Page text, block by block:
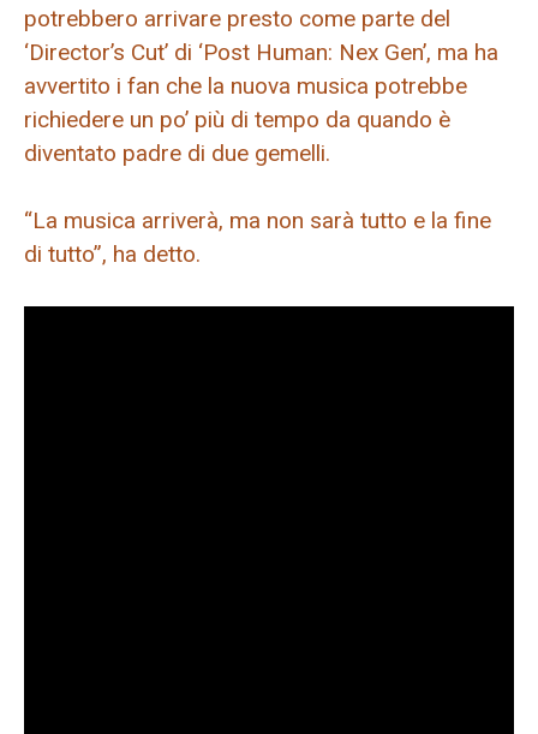
potrebbero arrivare presto come parte del
‘Director’s Cut’ di ‘Post Human: Nex Gen’, ma ha
avvertito i fan che la nuova musica potrebbe
richiedere un po’ più di tempo da quando è
diventato padre di due gemelli.
“La musica arriverà, ma non sarà tutto e la fine
di tutto”, ha detto.